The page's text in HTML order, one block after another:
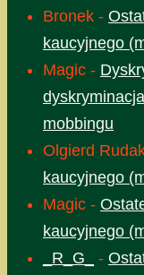
Bronek -
kaucyjnego
Magic -
mobbingu
Olgierd
kaucyjnego
Magic -
kaucyjnego
_R_G_
-